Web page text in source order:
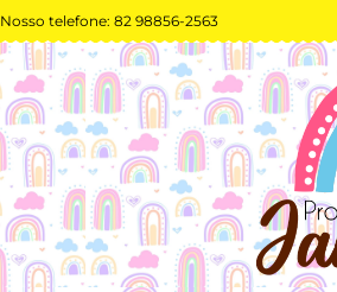
Nosso telefone: 82 98856-2563